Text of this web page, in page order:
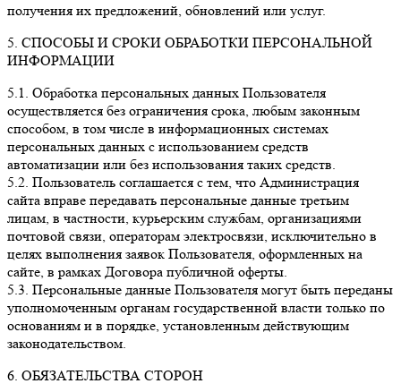
получения их предложений, обновлений или услуг.
5. СПОСОБЫ И СРОКИ ОБРАБОТКИ ПЕРСОНАЛЬНОЙ
ИНФОРМАЦИИ
5.1. Обработка персональных данных Пользователя
осуществляется без ограничения срока, любым законным
способом, в том числе в информационных системах
персональных данных с использованием средств
автоматизации или без использования таких средств.
5.2. Пользователь соглашается с тем, что Администрация
сайта вправе передавать персональные данные третьим
лицам, в частности, курьерским службам, организациями
почтовой связи, операторам электросвязи, исключительно в
целях выполнения заявок Пользователя, оформленных на
сайте, в рамках Договора публичной оферты.
5.3. Персональные данные Пользователя могут быть переданы
уполномоченным органам государственной власти только по
основаниям и в порядке, установленным действующим
законодательством.
6. ОБЯЗАТЕЛЬСТВА СТОРОН